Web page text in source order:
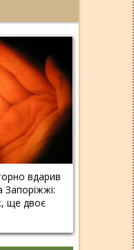
вдарив
Запоріжжі:
ще двоє